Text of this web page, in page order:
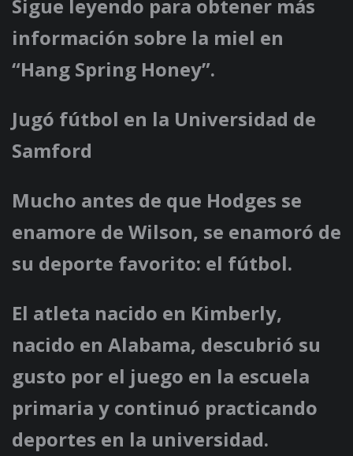
Sigue leyendo para obtener más
información sobre la miel en
“Hang Spring Honey”.
Jugó fútbol en la Universidad de
Samford
Mucho antes de que Hodges se
enamore de Wilson, se enamoró de
su deporte favorito: el fútbol.
El atleta nacido en Kimberly,
nacido en Alabama, descubrió su
gusto por el juego en la escuela
primaria y continuó practicando
deportes en la universidad.